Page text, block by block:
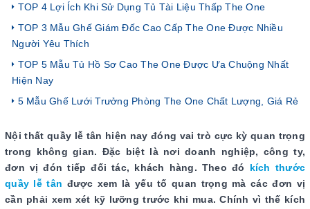
TOP 4 Lợi Ích Khi Sử Dụng Tủ Tài Liệu Thấp The One
TOP 3 Mẫu Ghế Giám Đốc Cao Cấp The One Được Nhiều
Người Yêu Thích
TOP 5 Mẫu Tủ Hồ Sơ Cao The One Được Ưa Chuộng Nhất
Hiện Nay
5 Mẫu Ghế Lưới Trưởng Phòng The One Chất Lượng, Giá Rẻ
Nội thất quầy lễ tân hiện nay đóng vai trò cực kỳ quan trọng
trong không gian. Đặc biệt là nơi doanh nghiệp, công ty,
đơn vị đón tiếp đối tác, khách hàng. Theo đó kích thước
quầy lễ tân được xem là yếu tố quan trọng mà các đơn vị
cần phải xem xét kỹ lưỡng trước khi mua. Chính vì thế kích